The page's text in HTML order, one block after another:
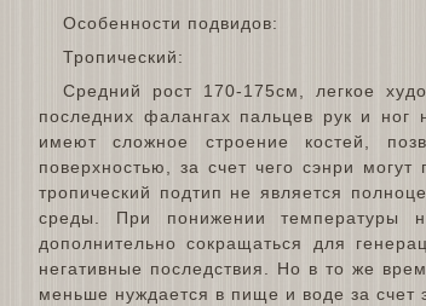
Особенности подвидов:
Тропический:
Средний рост 170-175см, легкое
последних фалангах пальцев рук и ног
имеют сложное строение костей,
поверхностью, за счет чего сэнри
тропический подтип не является
среды. При понижении температуры
дополнительно сокращаться для
негативные последствия. Но в то же
меньше нуждается в пище и воде за счет